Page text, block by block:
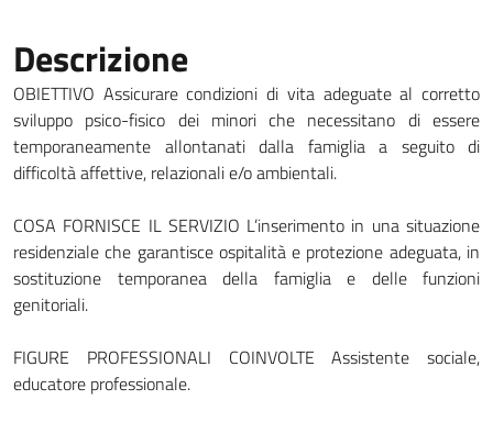
Descrizione
OBIETTIVO Assicurare condizioni di vita adeguate al corretto
sviluppo psico-fisico dei minori che necessitano di essere
temporaneamente allontanati dalla famiglia a seguito di
difficoltà affettive, relazionali e/o ambientali.
COSA FORNISCE IL SERVIZIO L’inserimento in una situazione
residenziale che garantisce ospitalità e protezione adeguata, in
sostituzione temporanea della famiglia e delle funzioni
genitoriali.
FIGURE PROFESSIONALI COINVOLTE Assistente sociale,
educatore professionale.